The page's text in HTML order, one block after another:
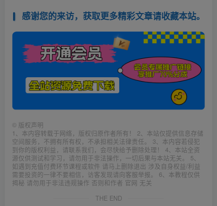
感谢您的来访，获取更多精彩文章请收藏本站。
© 版权声明
1、本内容转载于网络，版权归原作者所有！ 2、本站仅提供信息存储
空间服务，不拥有所有权，不承担相关法律责任。 3、本内容若侵犯
到你的版权利益，请联系我们，会尽快给予删除处理！ 4、本站全资
源仅供测试和学习，请勿用于非法操作，一切后果与本站无关。 5、
如遇到充值付费环节课程或软件 请马上删除退出 涉及自身权益/利益
需要投资的一律不要相信，访客发现请向客服举报。 6、本教程仅供
揭秘 请勿用于非法违规操作 否则和作者 官网 无关
THE END